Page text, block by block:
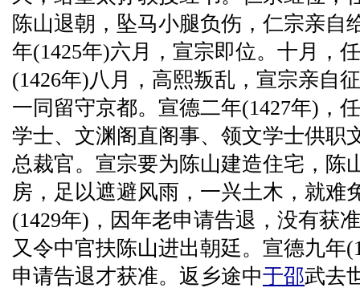
陈山退朝，坠马小腿负伤，仁宗亲自
年(1425年)六月，宣宗即位。十月，
(1426年)八月，高熙叛乱，宣宗亲自
一同留守京都。宣德二年(1427年)，
学士、文渊阁直阁事、领文学士供职
总裁官。宣宗要为陈山建造住宅，陈
房，足以遮避风雨，一兴土木，就难
(1429年)，因年老申请告退，没有获
又令中官扶陈山进出朝廷。宣德九年
申请告退才获准。返乡途中于邵武去